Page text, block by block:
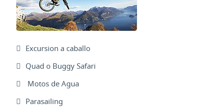
Excursion a caballo
Quad o Buggy Safari
Motos de Agua
Parasailing